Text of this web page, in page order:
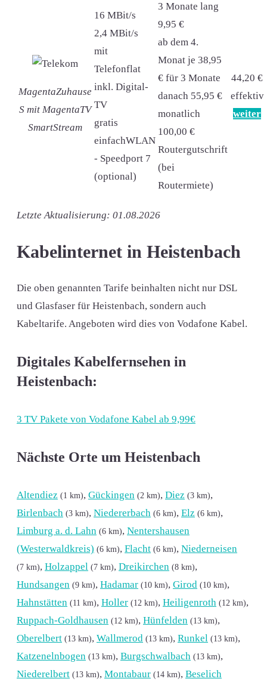
MagentaZuhause
S mit MagentaTV
SmartStream
16 MBit/s
2,4 MBit/s
mit
Telefonflat
inkl. Digital-
TV
gratis
einfachWLAN
- Speedport 7
(optional)
3 Monate lang
9,95 €
ab dem 4.
Monat je 38,95
€ für 3 Monate
danach 55,95 €
monatlich
100,00 €
Routergutschrift
(bei
Routermiete)
44,20 €
effektiv
weiter
Letzte Aktualisierung: 01.08.2026
Kabelinternet in Heistenbach
Die oben genannten Tarife beinhalten nicht nur DSL
und Glasfaser für Heistenbach, sondern auch
Kabeltarife. Angeboten wird dies von Vodafone Kabel.
Digitales Kabelfernsehen in
Heistenbach:
3 TV Pakete von Vodafone Kabel ab 9,99€
Nächste Orte um Heistenbach
Altendiez (1 km), Gückingen (2 km), Diez (3 km),
Birlenbach (3 km), Niedererbach (6 km), Elz (6 km),
Limburg a. d. Lahn (6 km), Nentershausen
(Westerwaldkreis) (6 km), Flacht (6 km), Niederneisen
(7 km), Holzappel (7 km), Dreikirchen (8 km),
Hundsangen (9 km), Hadamar (10 km), Girod (10 km),
Hahnstätten (11 km), Holler (12 km), Heiligenroth (12 km),
Ruppach-Goldhausen (12 km), Hünfelden (13 km),
Oberelbert (13 km), Wallmerod (13 km), Runkel (13 km),
Katzenelnbogen (13 km), Burgschwalbach (13 km),
Niederelbert (13 km), Montabaur (14 km), Beselich